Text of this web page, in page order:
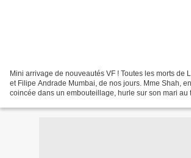
Mini arrivage de nouveautés VF ! Toutes les morts de
et Filipe Andrade Mumbai, de nos jours. Mme Shah,
coincée dans un embouteillage, hurle sur son mari au